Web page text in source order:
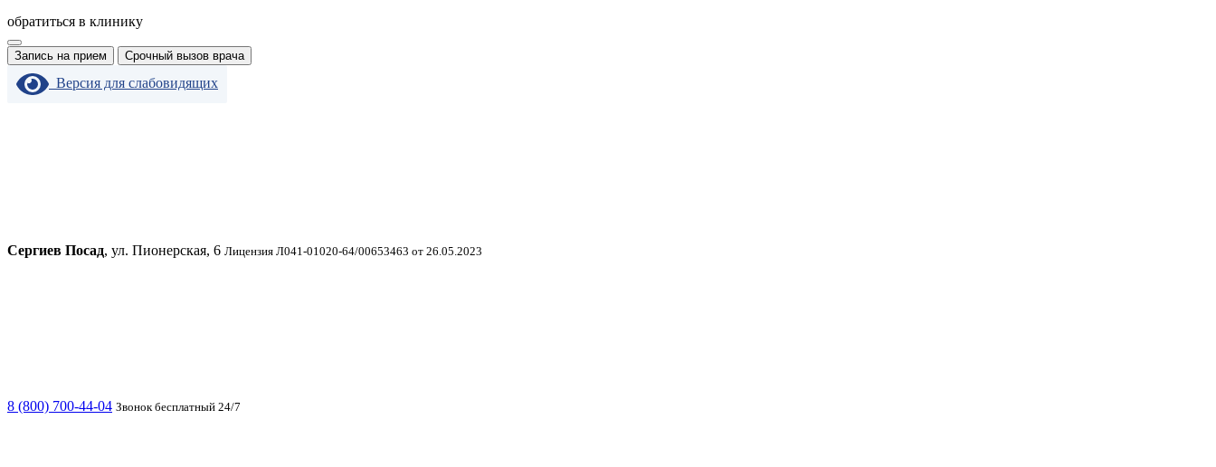
обратиться в клинику
Запись на прием Срочный вызов врача
Версия для слабовидящих
Сергиев Посад, ул. Пионерская, 6 Лицензия Л041-01020-64/00653463 от 26.05.2023
8 (800) 700-44-04 Звонок бесплатный 24/7